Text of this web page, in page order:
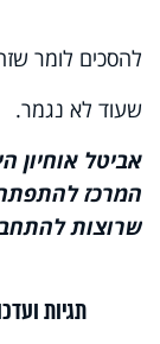
להסכים לומר
שעוד לא נגמר.
אביטל אוחיון
המרכז
שרוצות
תגיות